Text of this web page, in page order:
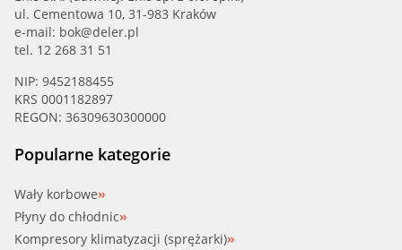
ul. Cementowa 10, 31-983 Kraków
e-mail: bok@deler.pl
tel. 12 268 31 51
NIP: 9452188455
KRS 0001182897
REGON: 36309630300000
Popularne kategorie
Wały korbowe
Płyny do chłodnic
Kompresory klimatyzacji (sprężarki)